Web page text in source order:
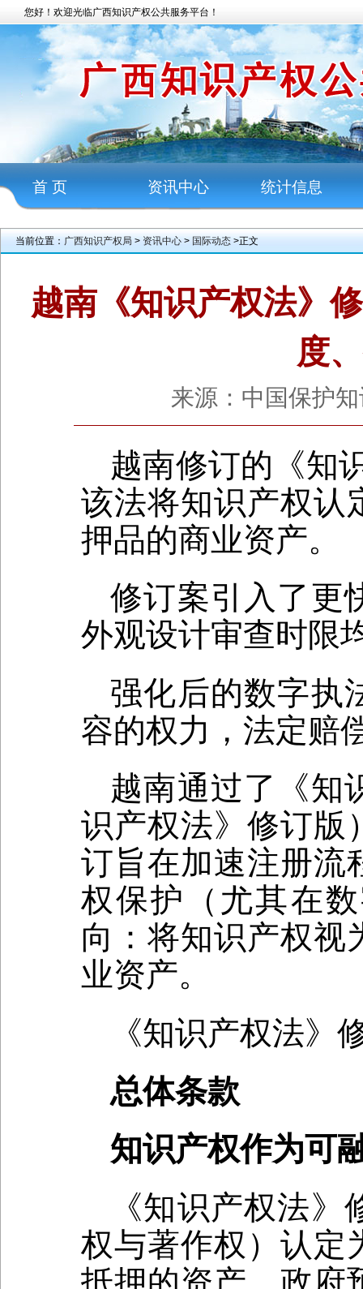
您好！欢迎光临广西知识产权公共服务平台！
首 页 资讯中心 统计信息
当前位置： 广西知识产权局 > 资讯中心 > 国际动态 >正文
越南《知识产权法》
度
来源：中国保护
越南修订的《知
该法将知识产权认
押品的商业资产。
修订案引入了更
外观设计审查时限
强化后的数字执
容的权力，法定赔
越南通过了《知
识产权法》修订版
订旨在加速注册流
权保护（尤其在
向：将知识产权视
业资产。
《知识产权法》
总体条款
知识产权作为可
《知识产权法
权与著作权）认定